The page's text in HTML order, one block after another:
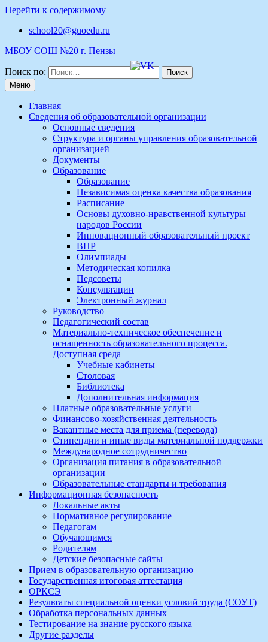
Перейти к содержимому
school20@guoedu.ru
МБОУ СОШ №20 г. Пензы
Поиск по:
Меню
Главная
Сведения об образовательной организации
Основные сведения
Структура и органы управления образовательной
организацией
Документы
Образование
Образование
Независимая оценка качества образования
Расписание
Основы духовно-нравственной культуры
народов России
Инновационный образовательный проект
ВПР
Олимпиады
Методическая копилка
Педсоветы
Консультации
Электронный журнал
Руководство
Педагогический состав
Материально-техническое обеспечение и
оснащенность образовательного процесса.
Доступная среда
Учебные кабинеты
Столовая
Библиотека
Дополнительная информация
Платные образовательные услуги
Финансово-хозяйственная деятельность
Вакантные места для приема (перевода)
Стипендии и иные виды материальной поддержки
Международное сотрудничество
Организация питания в образовательной
организации
Образовательные стандарты и требования
Информационная безопасность
Локальные акты
Нормативное регулирование
Педагогам
Обучающимся
Родителям
Детские безопасные сайты
Прием в образовательную организацию
Государственная итоговая аттестация
ОРКСЭ
Результаты специальной оценки условий труда (СОУТ)
Обработка персональных данных
Тестирование на знание русского языка
Другие разделы